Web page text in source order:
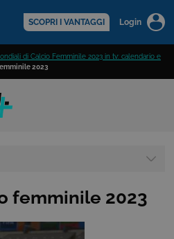
SCOPRI I VANTAGGI Login
di Calcio Femminile 2023 in tv: calendario e
2023
femminile 2023